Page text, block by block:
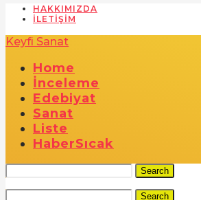
HAKKIMIZDA
İLETIŞIM
Keyfi Sanat
Home
İnceleme
Edebiyat
Sanat
Liste
HaberSıcak
Search
Search